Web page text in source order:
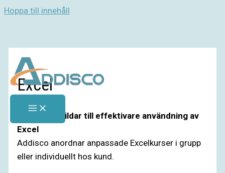
Hoppa till innehåll
Excel
Addisco utbildar till effektivare användning av
Excel
Addisco anordnar anpassade Excelkurser i grupp
eller individuellt hos kund.